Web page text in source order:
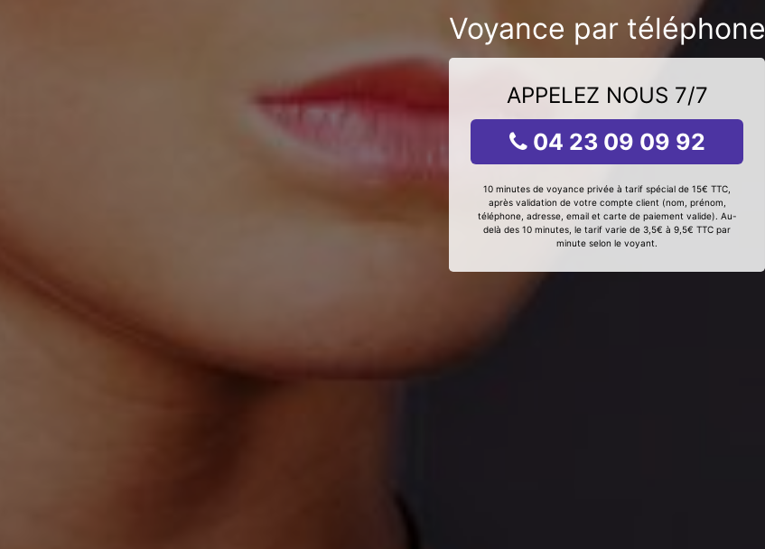
Voyance par téléphone
APPELEZ NOUS 7/7
04 23 09 09 92
10 minutes de voyance privée à tarif spécial de 15€ TTC,
après validation de votre compte client (nom, prénom,
téléphone, adresse, email et carte de paiement valide). Au-
delà des 10 minutes, le tarif varie de 3,5€ à 9,5€ TTC par
minute selon le voyant.